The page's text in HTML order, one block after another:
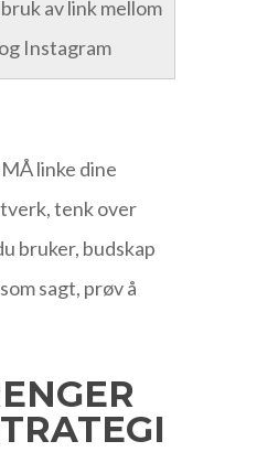
av link mellom
Instagram
linke dine
tenk over
bruker, budskap
sagt, prøv å